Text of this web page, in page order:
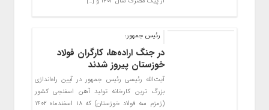
رئیس جمهور:
در جنگ اراده‌ها، کارگران فولاد
خوزستان پیروز شدند
آیت‌الله رئیسی رئیس جمهور در آیین راه‌اندازی
بزرگ ترین کارخانه تولید آهن اسفنجی کشور
(زمزم سه فولاد خوزستان) که ۱۸ اسفندماه ۱۴۰۲